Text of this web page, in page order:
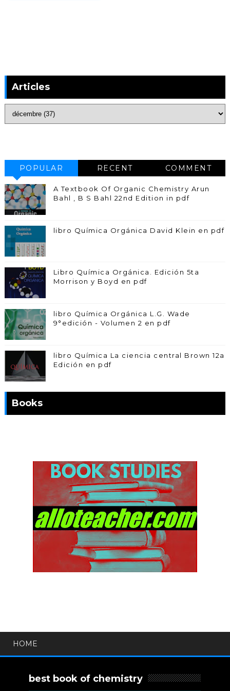
Articles
POPULAR RECENT COMMENT
A Textbook Of Organic Chemistry Arun
Bahl , B S Bahl 22nd Edition in pdf
libro Química Orgánica David Klein en pdf
Libro Química Orgánica. Edición 5ta
Morrison y Boyd en pdf
libro Química Orgánica L.G. Wade
9°edición - Volumen 2 en pdf
libro Química La ciencia central Brown 12a
Edición en pdf
Books
HOME
best book of chemistry